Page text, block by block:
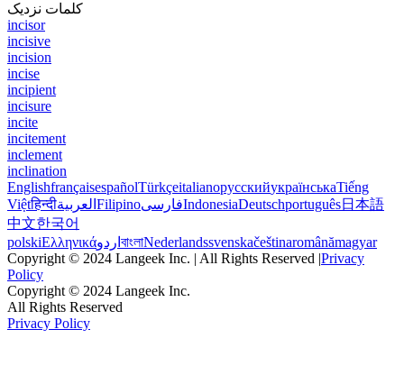
کلمات نزدیک
incisor
incisive
incision
incise
incipient
incisure
incite
incitement
inclement
inclination
EnglishfrançaisespañolTürkçeitalianoрусскийукраїнськаTiếng
Việtहिन्दीالعربية FilipinoفارسیIndonesiaDeutschportuguês日本語
中文한국어
polskiΕλληνικάاردو বাংলাNederlandssvenskačeštinaromânămagyar
Copyright © 2024 Langeek Inc. | All Rights Reserved |Privacy
Policy
Copyright © 2024 Langeek Inc.
All Rights Reserved
Privacy Policy